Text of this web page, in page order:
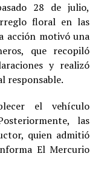
28 de julio,
floral en las
acción motivó una
que recopiló
y realizó
responsable.
el vehículo
las
quien admitió
El Mercurio